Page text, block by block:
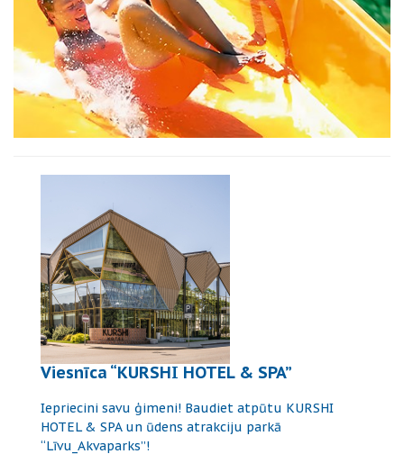
Viesnīca “KURSHI HOTEL & SPA”
Iepriecini savu ģimeni! Baudiet atpūtu KURSHI
HOTEL & SPA un ūdens atrakciju parkā
“Līvu_Akvaparks”!